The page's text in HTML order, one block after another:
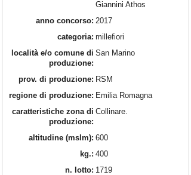
Giannini Athos
anno concorso: 2017
categoria: millefiori
località e/o comune di
produzione:
San Marino
prov. di produzione: RSM
regione di produzione: Emilia Romagna
caratteristiche zona di
produzione:
Collinare.
altitudine (mslm): 600
kg.: 400
n. lotto: 1719